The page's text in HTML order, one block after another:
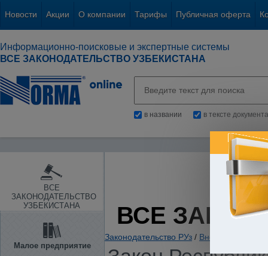
Новости Акции О компании Тарифы Публичная оферта
Информационно-поисковые и экспертные системы
ВСЕ ЗАКОНОДАТЕЛЬСТВО УЗБЕКИСТАНА
в названии в тексте документа
ВСЕ
ЗАКОНОДАТЕЛЬСТВО
УЗБЕКИСТАНА
Малое предприятие
ВСЕ
Законодательство РУз /